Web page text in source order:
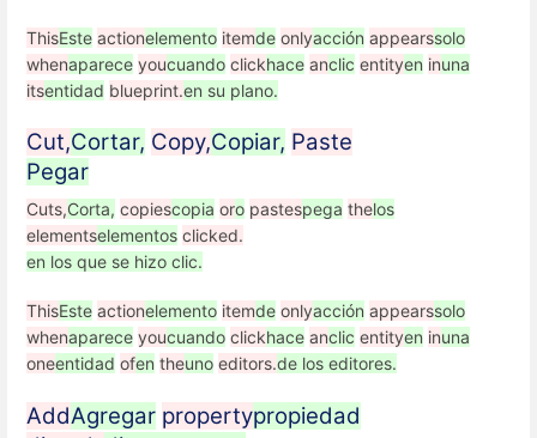
ThisEste actionelemento itemde onlyacción appearssolo
whenaparece youcuando clickhace anclic entityen inuna
itsentidad blueprint.en su plano.
Cut,Cortar, Copy,Copiar, Paste
Pegar
Cuts,Corta, copiescopia oro pastespega thelos
elementselementos clicked.
en los que se hizo clic.
ThisEste actionelemento itemde onlyacción appearssolo
whenaparece youcuando clickhace anclic entityen inuna
oneentidad ofen theuno editors.de los editores.
AddAgregar propertypropiedad